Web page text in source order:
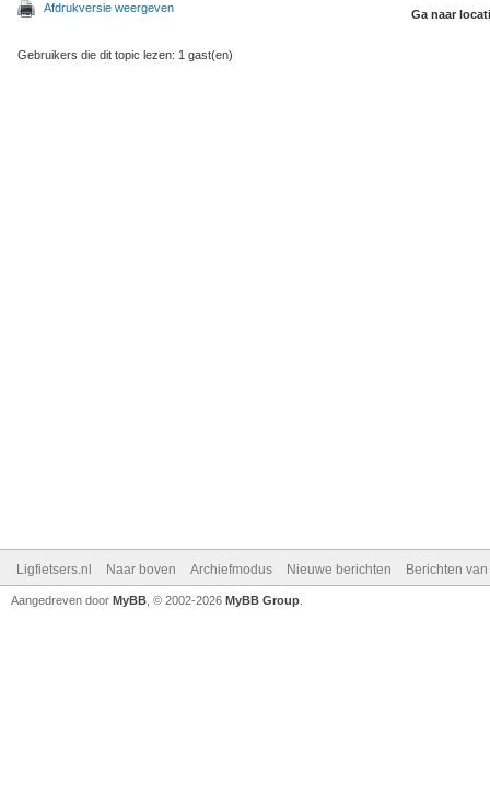
Afdrukversie weergeven Ga naar
Gebruikers die dit topic lezen: 1 gast(en)
Ligfietsers.nl Naar boven Archiefmodus Nieuwe berichten Berichten
Aangedreven door MyBB , © 2002-2026 MyBB Group